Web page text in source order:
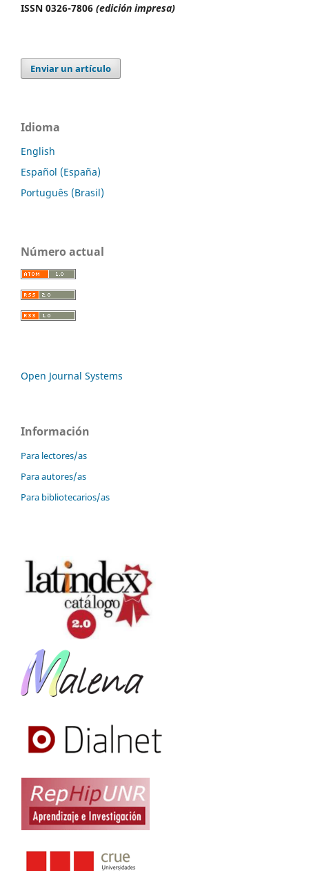
ISSN 0326-7806 (edición impresa)
Enviar un artículo
Idioma
English
Español (España)
Português (Brasil)
Número actual
Open Journal Systems
Información
Para lectores/as
Para autores/as
Para bibliotecarios/as